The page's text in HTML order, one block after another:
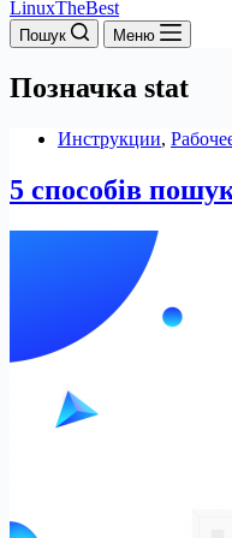
LinuxTheBest
Пошук Меню
Позначка stat
Инструкции,
5 способів